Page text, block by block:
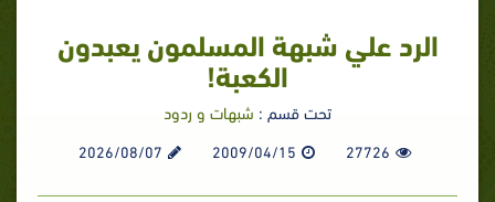
الرد علي شبهة المسلمون يعبدون
الكعبة!
تحت قسم : شبهات و ردود
27726
2009/04/15
2026/08/07